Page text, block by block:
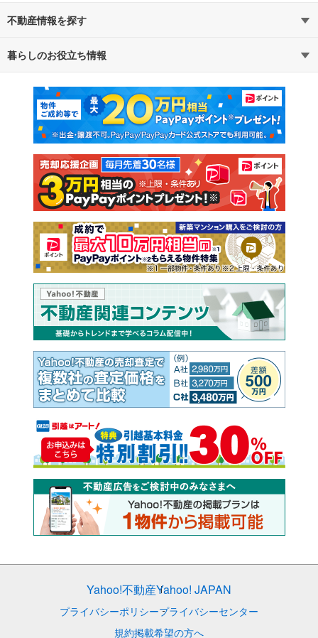
不動産情報を探す
不動産・住宅
新築マンション 中古マンション
新築一戸建て 中古一戸建て
注文住宅 土地
売却査定
暮らしのお役立ち情報
マンションカタログ 教えて！住まいの先生
Yahoo!不動産Yahoo! JAPAN
プライバシーポリシープライバシーセンター
規約掲載希望の方へ